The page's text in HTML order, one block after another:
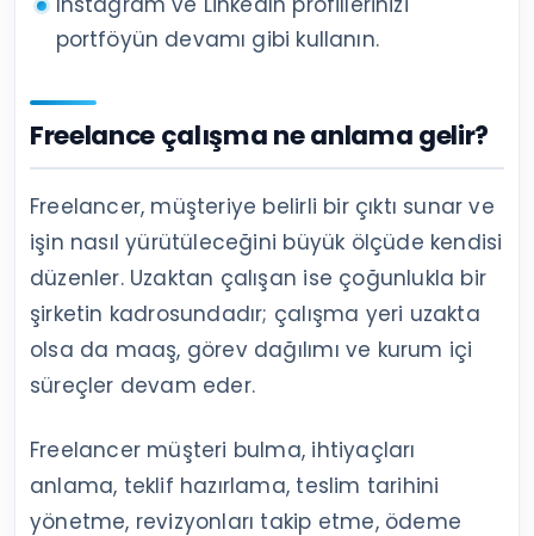
portföyün devamı gibi kullanın.
Freelance çalışma ne anlama gelir?
Freelancer, müşteriye belirli bir çıktı sunar ve
işin nasıl yürütüleceğini büyük ölçüde kendisi
düzenler. Uzaktan çalışan ise çoğunlukla bir
şirketin kadrosundadır; çalışma yeri uzakta
olsa da maaş, görev dağılımı ve kurum içi
süreçler devam eder.
Freelancer müşteri bulma, ihtiyaçları
anlama, teklif hazırlama, teslim tarihini
yönetme, revizyonları takip etme, ödeme